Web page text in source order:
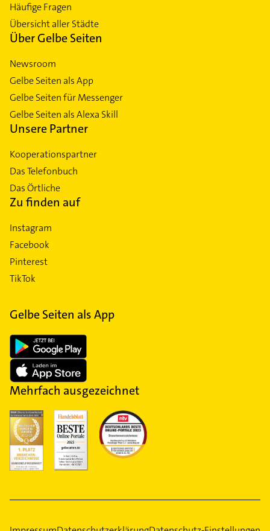
Häufige Fragen
Übersicht aller Städte
Über Gelbe Seiten
Newsroom
Gelbe Seiten als App
Gelbe Seiten für Messenger
Gelbe Seiten als Alexa Skill
Unsere Partner
Kooperationspartner
Das Telefonbuch
Das Örtliche
Zu finden auf
Instagram
Facebook
Pinterest
TikTok
Gelbe Seiten als App
Mehrfach ausgezeichnet